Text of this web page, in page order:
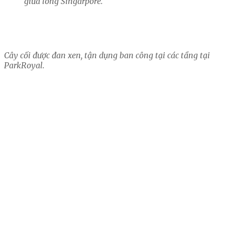
Cây cối được đan xen, tận dụng ban công tại các tầng tại
ParkRoyal.